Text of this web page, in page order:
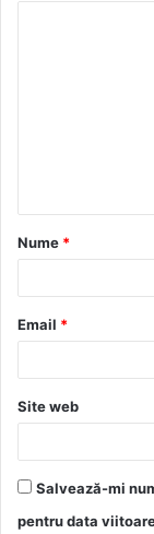
a
r
*
Nume *
Email *
Site web
Salvează-mi
pentru data